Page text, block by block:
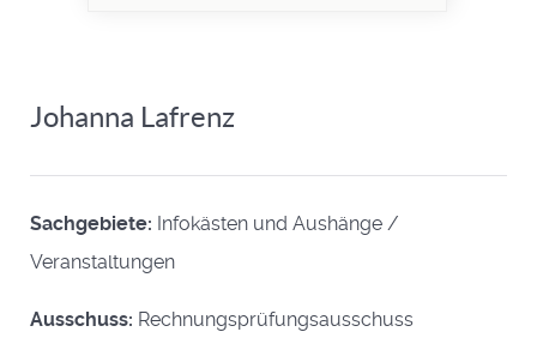
Johanna Lafrenz
Sachgebiete: Infokästen und Aushänge /
Veranstaltungen
Ausschuss: Rechnungsprüfungsausschuss